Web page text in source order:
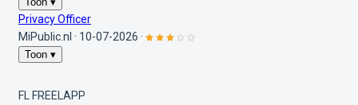
Privacy Officer
MiPublic.nl · 10-07-2026 ·
Toon ▾
FL FREELAPP